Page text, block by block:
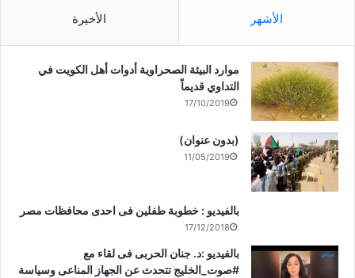
الأشهر الأخيرة
موارد البيئة الصحراوية أدوات أهل الكويت في
التداوي قديماً
17/10/2019
(بدون عنوان)
11/05/2019
بالفيديو : خطوبة طفلين فى احدى محافظات مصر
17/12/2018
بالفيديو :د. جنان الحربى فى لقاء مع
#صوت_الخليج تتحدث عن الجهاز المناعى وسياسة